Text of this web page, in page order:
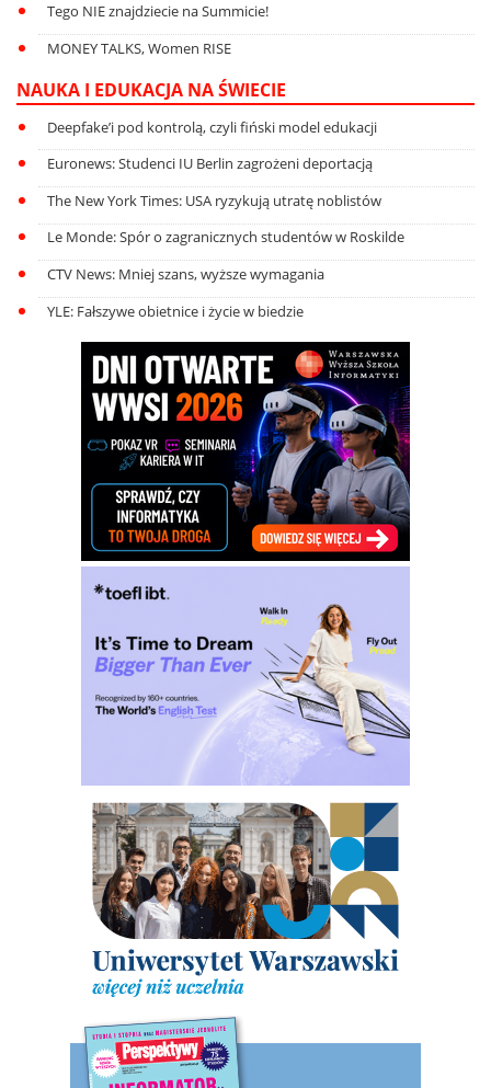
Tego NIE znajdziecie na Summicie!
MONEY TALKS, Women RISE
NAUKA I EDUKACJA NA ŚWIECIE
Deepfake’i pod kontrolą, czyli fiński model edukacji
Euronews: Studenci IU Berlin zagrożeni deportacją
The New York Times: USA ryzykują utratę noblistów
Le Monde: Spór o zagranicznych studentów w Roskilde
CTV News: Mniej szans, wyższe wymagania
YLE: Fałszywe obietnice i życie w biedzie